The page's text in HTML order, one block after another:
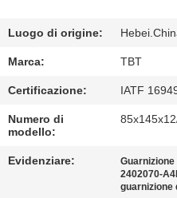
CONTATTICI
NOTIZIE
CASI
Luogo di origine:
Marca: TBT
Certificazione: IATF
Numero di
modello:
Evidenziare:
2402070-
guarnizione